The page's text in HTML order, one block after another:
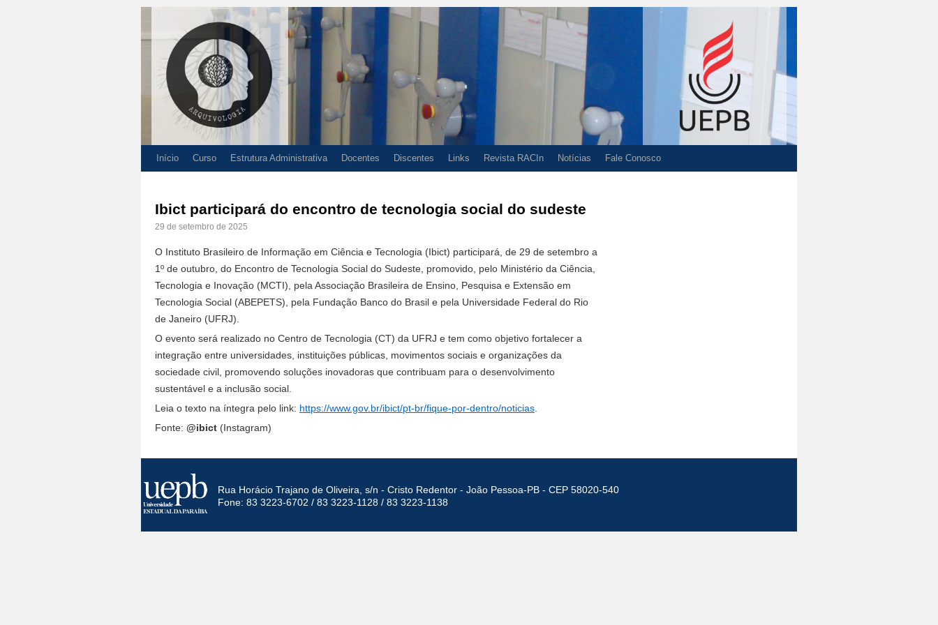
Início Curso Estrutura Administrativa Docentes Discentes Links Revista RACIn Notícias Fale Conosco
Ibict participará do encontro de tecnologia social do sudeste
29 de setembro de 2025
O Instituto Brasileiro de Informação em Ciência e Tecnologia (Ibict) participará, de 29 de setembro a
1º de outubro, do Encontro de Tecnologia Social do Sudeste, promovido, pelo Ministério da Ciência,
Tecnologia e Inovação (MCTI), pela Associação Brasileira de Ensino, Pesquisa e Extensão em
Tecnologia Social (ABEPETS), pela Fundação Banco do Brasil e pela Universidade Federal do Rio
de Janeiro (UFRJ).
O evento será realizado no Centro de Tecnologia (CT) da UFRJ e tem como objetivo fortalecer a
integração entre universidades, instituições públicas, movimentos sociais e organizações da
sociedade civil, promovendo soluções inovadoras que contribuam para o desenvolvimento
sustentável e a inclusão social.
Leia o texto na íntegra pelo link: https://www.gov.br/ibict/pt-br/fique-por-dentro/noticias
Fonte: @ibict (Instagram)
Rua Horácio Trajano de Oliveira, s/n - Cristo Redentor - João Pessoa-PB - CEP 58020-540
Fone: 83 3223-6702 / 83 3223-1128 / 83 3223-1138